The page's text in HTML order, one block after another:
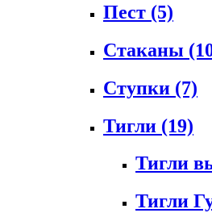
Пест (5)
Стаканы
Ступки (7)
Тигли (19)
Тигли
Тигли